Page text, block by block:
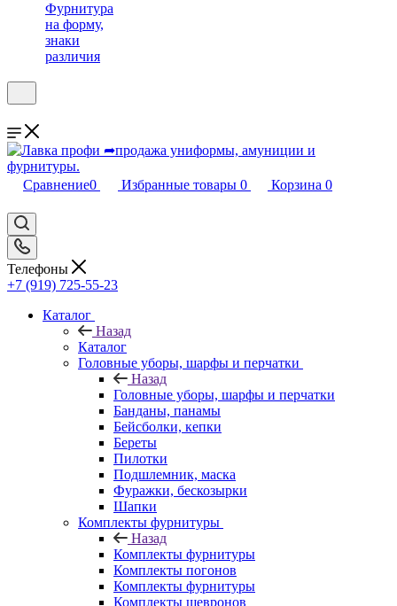
Фурнитура
на форму,
знаки
различия
Сравнение0 Избранные товары 0 Корзина 0
Телефоны
+7 (919) 725-55-23
Каталог
Назад
Каталог
Головные уборы, шарфы и перчатки
Назад
Головные уборы, шарфы и перчатки
Банданы, панамы
Бейсболки, кепки
Береты
Пилотки
Подшлемник, маска
Фуражки, бескозырки
Шапки
Комплекты фурнитуры
Назад
Комплекты фурнитуры
Комплекты погонов
Комплекты фурнитуры
Комплекты шевронов